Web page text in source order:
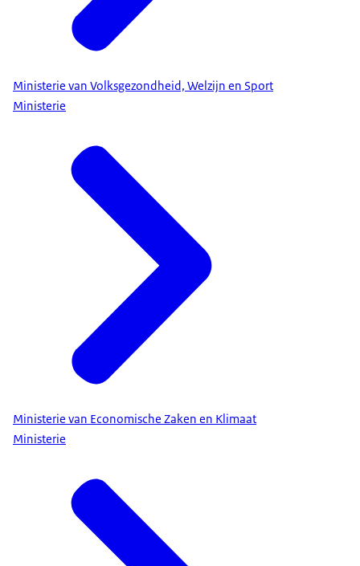
Ministerie van Volksgezondheid, Welzijn en Sport
Ministerie
Ministerie van Economische Zaken en Klimaat
Ministerie